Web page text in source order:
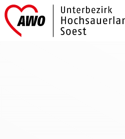
AWO